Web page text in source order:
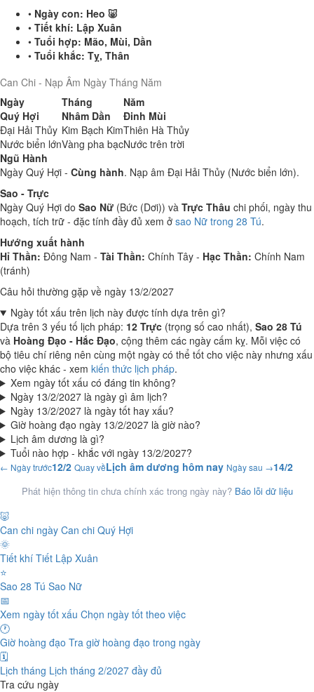
• Ngày con: Heo 🐷
• Tiết khí: Lập Xuân
• Tuổi hợp: Mão, Mùi, Dần
• Tuổi khắc: Tỵ, Thân
Can Chi - Nạp Âm Ngày Tháng Năm
Ngày
Tháng
Năm
Quý Hợi
Nhâm Dần
Đinh Mùi
Đại Hải Thủy Kim Bạch KimThiên Hà Thủy
Nước biển lớnVàng pha bạcNước trên trời
Ngũ Hành
Ngày Quý Hợi - Cùng hành. Nạp âm Đại Hải Thủy (Nước biển lớn).
Sao - Trực
Ngày Quý Hợi do Sao Nữ (Bức (Dơi)) và Trực Thâu chi phối, ngày thu
hoạch, tích trữ - đặc tính đầy đủ xem ở sao Nữ trong 28 Tú.
Hướng xuất hành
Hỉ Thần: Đông Nam - Tài Thần: Chính Tây - Hạc Thần: Chính Nam
(tránh)
Câu hỏi thường gặp về ngày 13/2/2027
Ngày tốt xấu trên lịch này được tính dựa trên gì?
Dựa trên 3 yếu tố lịch pháp: 12 Trực (trọng số cao nhất), Sao 28 Tú
và Hoàng Đạo - Hắc Đạo, cộng thêm các ngày cấm kỵ. Mỗi việc có
bộ tiêu chí riêng nên cùng một ngày có thể tốt cho việc này nhưng xấu
cho việc khác - xem kiến thức lịch pháp.
Xem ngày tốt xấu có đáng tin không?
Ngày 13/2/2027 là ngày gì âm lịch?
Ngày 13/2/2027 là ngày tốt hay xấu?
Giờ hoàng đạo ngày 13/2/2027 là giờ nào?
Lịch âm dương là gì?
Tuổi nào hợp - khắc với ngày 13/2/2027?
← Ngày trước12/2 Quay vềLịch âm dương hôm nay Ngày sau →14/2
Phát hiện thông tin chưa chính xác trong ngày này? Báo lỗi dữ liệu
🐷
Can chi ngày Can chi Quý Hợi
🌞
Tiết khí Tiết Lập Xuân
⭐
Sao 28 Tú Sao Nữ
📅
Xem ngày tốt xấu Chọn ngày tốt theo việc
🕐
Giờ hoàng đạo Tra giờ hoàng đạo trong ngày
🗓️
Lịch tháng Lịch tháng 2/2027 đầy đủ
Tra cứu ngày